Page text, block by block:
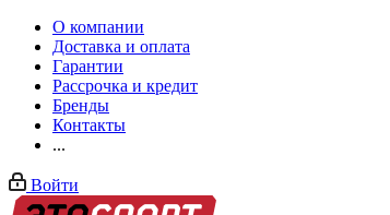
О компании
Доставка и оплата
Гарантии
Рассрочка и кредит
Бренды
Контакты
...
Войти